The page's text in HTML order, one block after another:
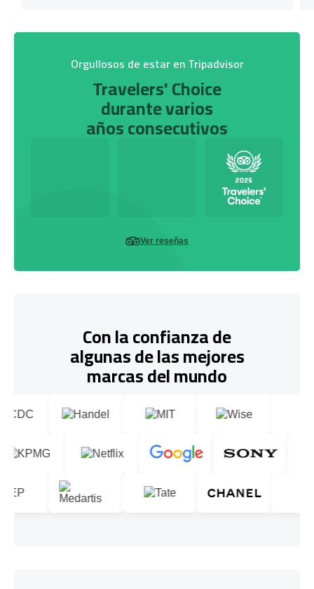
Orgullosos de estar en Tripadvisor
Travelers' Choice
durante varios
años consecutivos
Ver reseñas
Con la confianza de
algunas de las mejores
marcas del mundo